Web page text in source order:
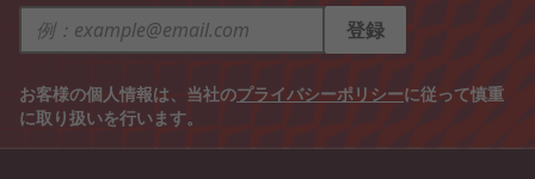
登録
お客様の個人情報は、当社のプライバシーポリシーに従って慎重
に取り扱いを行います。